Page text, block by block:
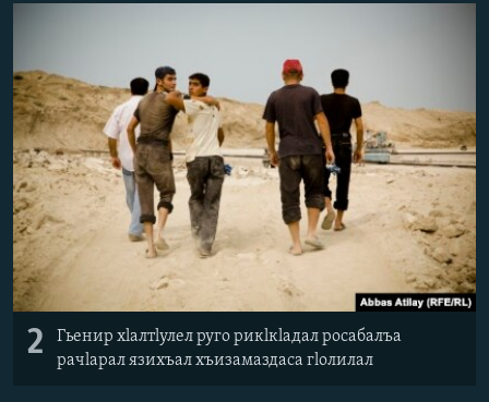
2
Гьенир хlалтlулел руго рикlкlадал росабалъа
рачlарал язихъал хъизамаздаса гlолилал